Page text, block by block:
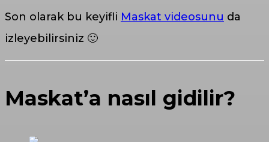
Son olarak bu keyifli Maskat videosunu da
izleyebilirsiniz 🙂
Maskat’a nasıl gidilir?